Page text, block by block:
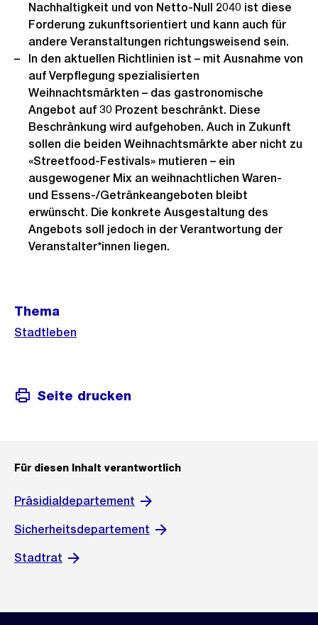
Nachhaltigkeit und von Netto-Null 2040 ist diese
Forderung zukunftsorientiert und kann auch für
andere Veranstaltungen richtungsweisend sein.
In den aktuellen Richtlinien ist – mit Ausnahme von
auf Verpflegung spezialisierten
Weihnachtsmärkten – das gastronomische
Angebot auf 30 Prozent beschränkt. Diese
Beschränkung wird aufgehoben. Auch in Zukunft
sollen die beiden Weihnachtsmärkte aber nicht zu
«Streetfood-Festivals» mutieren – ein
ausgewogener Mix an weihnachtlichen Waren-
und Essens-/Getränkeangeboten bleibt
erwünscht. Die konkrete Ausgestaltung des
Angebots soll jedoch in der Verantwortung der
Veranstalter*innen liegen.
Informationen
Thema
Stadtleben
Seite drucken
Für diesen Inhalt verantwortlich
Präsidialdepartement
Sicherheitsdepartement
Stadtrat